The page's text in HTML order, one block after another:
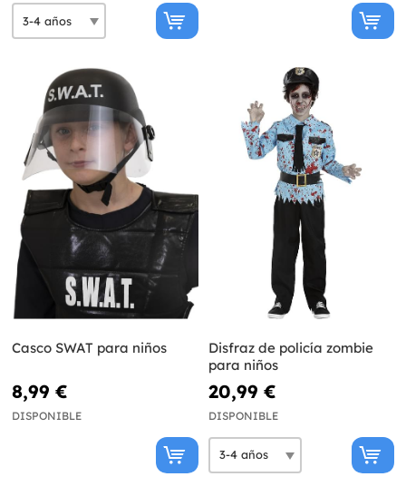
Casco SWAT para niños
8,99 €
DISPONIBLE
Disfraz de policía zombie
para niños
20,99 €
DISPONIBLE